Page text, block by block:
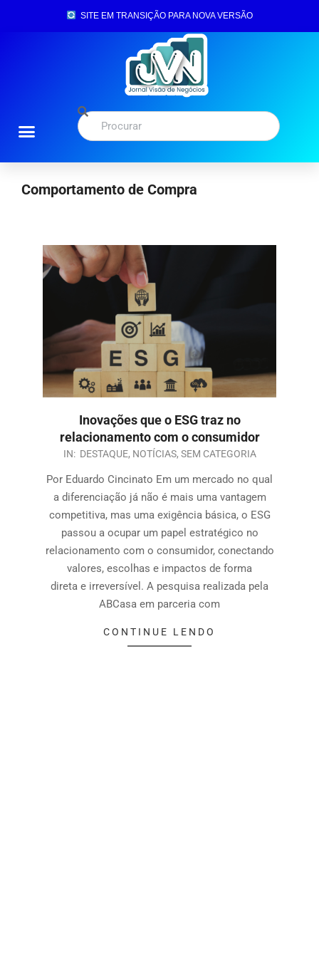
SITE EM TRANSIÇÃO PARA NOVA VERSÃO
Comportamento de Compra
Inovações que o ESG traz no
relacionamento com o consumidor
IN: DESTAQUE, NOTÍCIAS, SEM CATEGORIA
Por Eduardo Cincinato Em um mercado no qual
a diferenciação já não é mais uma vantagem
competitiva, mas uma exigência básica, o ESG
passou a ocupar um papel estratégico no
relacionamento com o consumidor, conectando
valores, escolhas e impactos de forma
direta e irreversível. A pesquisa realizada pela
ABCasa em parceria com
CONTINUE LENDO